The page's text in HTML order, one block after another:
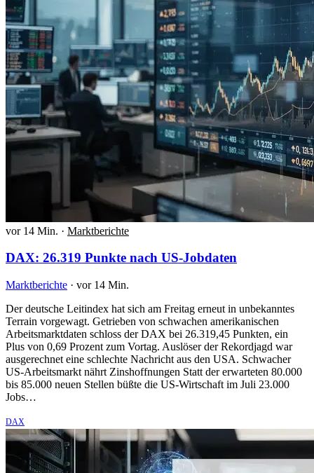
vor 14 Min. · Marktberichte
DAX: 26.319 Punkte nach US-Jobdaten
Marktberichte · vor 14 Min.
Der deutsche Leitindex hat sich am Freitag erneut in unbekanntes
Terrain vorgewagt. Getrieben von schwachen amerikanischen
Arbeitsmarktdaten schloss der DAX bei 26.319,45 Punkten, ein
Plus von 0,69 Prozent zum Vortag. Auslöser der Rekordjagd war
ausgerechnet eine schlechte Nachricht aus den USA. Schwacher
US-Arbeitsmarkt nährt Zinshoffnungen Statt der erwarteten 80.000
bis 85.000 neuen Stellen büßte die US-Wirtschaft im Juli 23.000
Jobs…
DAX